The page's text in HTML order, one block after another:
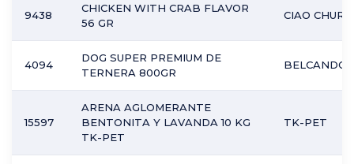
9438
CHICKEN WITH CRAB FLAVOR
56 GR
CIAO CHURU
4094
DOG SUPER PREMIUM DE
TERNERA 800GR
BELCANDO
15597
ARENA AGLOMERANTE
BENTONITA Y LAVANDA 10 KG
TK-PET
TK-PET